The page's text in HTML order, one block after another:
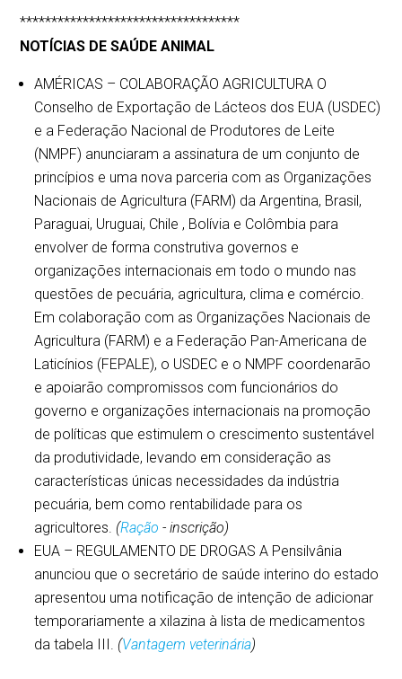
***********************************
NOTÍCIAS DE SAÚDE ANIMAL
AMÉRICAS – COLABORAÇÃO AGRICULTURA O
Conselho de Exportação de Lácteos dos EUA (USDEC)
e a Federação Nacional de Produtores de Leite
(NMPF) anunciaram a assinatura de um conjunto de
princípios e uma nova parceria com as Organizações
Nacionais de Agricultura (FARM) da Argentina, Brasil,
Paraguai, Uruguai, Chile , Bolívia e Colômbia para
envolver de forma construtiva governos e
organizações internacionais em todo o mundo nas
questões de pecuária, agricultura, clima e comércio.
Em colaboração com as Organizações Nacionais de
Agricultura (FARM) e a Federação Pan-Americana de
Laticínios (FEPALE), o USDEC e o NMPF coordenarão
e apoiarão compromissos com funcionários do
governo e organizações internacionais na promoção
de políticas que estimulem o crescimento sustentável
da produtividade, levando em consideração as
características únicas necessidades da indústria
pecuária, bem como rentabilidade para os
agricultores. (Ração - inscrição)
EUA – REGULAMENTO DE DROGAS A Pensilvânia
anunciou que o secretário de saúde interino do estado
apresentou uma notificação de intenção de adicionar
temporariamente a xilazina à lista de medicamentos
da tabela III. (Vantagem veterinária)